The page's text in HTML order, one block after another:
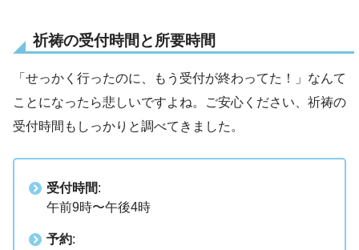
祈祷の受付時間と所要時間
「せっかく行ったのに、もう受付が終わってた！」なんて
ことになったら悲しいですよね。ご安心ください、祈祷の
受付時間もしっかりと調べてきました。
受付時間:
午前9時〜午後4時
予約: